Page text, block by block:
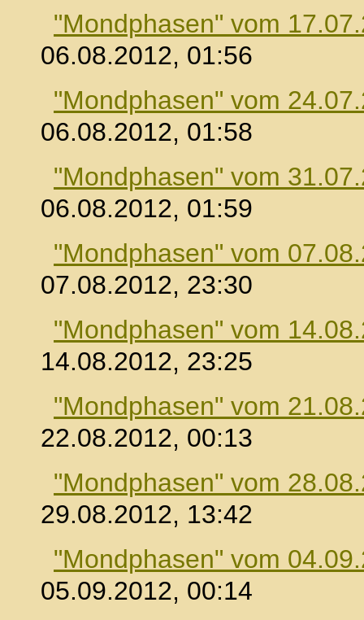
"Mondphasen" vom
06.08.2012, 01:56
"Mondphasen" vom
06.08.2012, 01:58
"Mondphasen" vom
06.08.2012, 01:59
"Mondphasen" vom
07.08.2012, 23:30
"Mondphasen" vom
14.08.2012, 23:25
"Mondphasen" vom
22.08.2012, 00:13
"Mondphasen" vom
29.08.2012, 13:42
"Mondphasen" vom
05.09.2012, 00:14